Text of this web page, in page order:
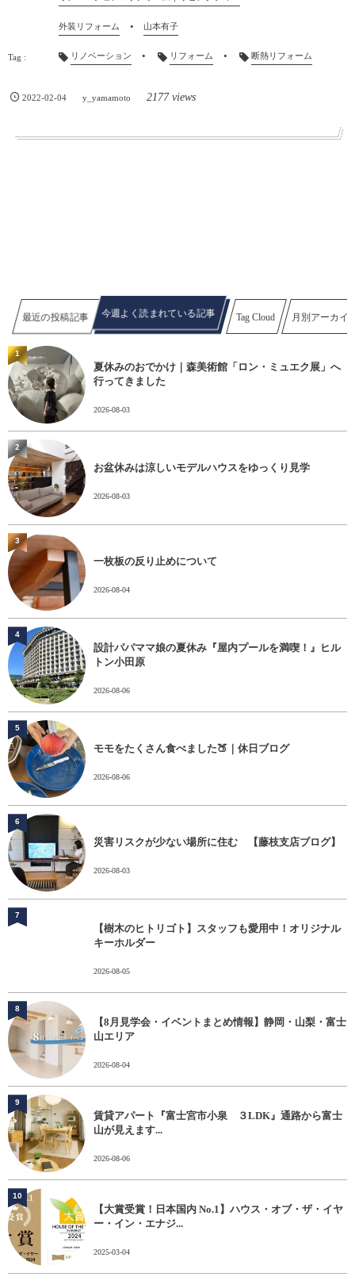
外装リフォーム 山本有子
リノベーション リフォーム 断熱リフォーム
2022-02-04 y_yamamoto 2177 views
最近の投稿記事 今週よく読まれている記事 Tag Cloud 月別アーカイ
夏休みのおでかけ｜森美術館「ロン・ミュエク展」へ
行ってきました
2026-08-03
1
お盆休みは涼しいモデルハウスをゆっくり見学
2026-08-03
2
一枚板の反り止めについて
2026-08-04
3
設計パパママ娘の夏休み『屋内プールを満喫！』ヒル
トン小田原
2026-08-06
4
モモをたくさん食べました🍑｜休日ブログ
2026-08-06
5
災害リスクが少ない場所に住む 【藤枝支店ブログ】
2026-08-03
6
【樹木のヒトリゴト】スタッフも愛用中！オリジナル
キーホルダー
2026-08-05
7
【8月見学会・イベントまとめ情報】静岡・山梨・富士
山エリア
2026-08-04
8
賃貸アパート『富士宮市小泉 ３LDK』通路から富士
山が見えます...
2026-08-06
9
【大賞受賞！日本国内 No.1】ハウス・オブ・ザ・イヤ
ー・イン・エナジ...
2025-03-04
10